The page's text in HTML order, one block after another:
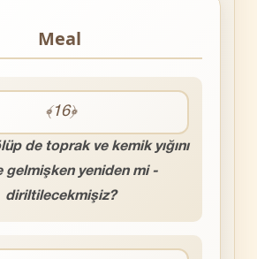
Meal
﴾16﴿
de toprak ve kemik yığını
gelmişken yeniden mi
diriltilecekmişiz?